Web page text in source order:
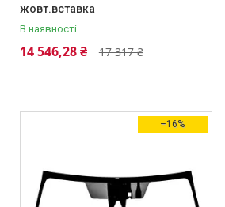
жовт.вставка
В наявності
17 317 ₴
14 546,28 ₴
–16%